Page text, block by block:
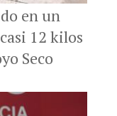
en un
12 kilos
Seco